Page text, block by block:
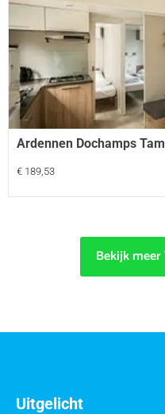
Ardennen Dochamps
€ 189,53
Bekijk
Uitgelicht